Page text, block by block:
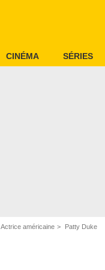
CINÉMA SÉRIES
Actrice américaine Patty Duke